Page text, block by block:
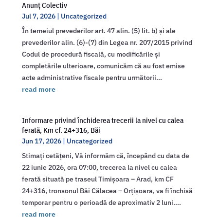
Anunț Colectiv
Jul 7, 2026| Uncategorized
În temeiul prevederilor art. 47 alin. (5) lit. b) și ale
prevederilor alin. (6)-(7) din Legea nr. 207/2015 privind
Codul de procedură fiscală, cu modificările și
completările ulterioare, comunicăm că au fost emise
acte administrative fiscale pentru următorii...
read more
Informare privind închiderea trecerii la nivel cu calea
ferată, Km cf. 24+316, Băi
Jun 17, 2026| Uncategorized
Stimați cetățeni, Vă informăm că, începând cu data de
22 iunie 2026, ora 07:00, trecerea la nivel cu calea
ferată situată pe traseul Timișoara – Arad, km CF
24+316, tronsonul Băi Călacea – Orțișoara, va fi închisă
temporar pentru o perioadă de aproximativ 2 luni....
read more